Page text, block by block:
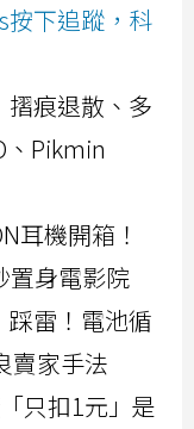
按下追蹤，科
摺痕退散、多
、Pikmin
耳機開箱！
置身電影院
雷！電池循
賣家手法
只扣1元」是